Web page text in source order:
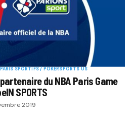
SPORTIFS / POKERSPORTS US
du NBA Paris Game
SPORTS
2019